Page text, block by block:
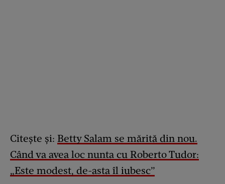
Citește și: Betty Salam se mărită din nou.
Când va avea loc nunta cu Roberto Tudor:
„Este modest, de-asta îl iubesc”